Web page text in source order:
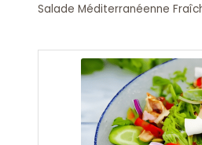
Salade Méditerranéenne